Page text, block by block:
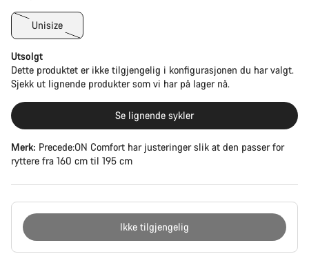
Unisize
Utsolgt
Dette produktet er ikke tilgjengelig i konfigurasjonen du har valgt.
Sjekk ut lignende produkter som vi har på lager nå.
Se lignende sykler
Merk: Precede:ON Comfort har justeringer slik at den passer for
ryttere fra 160 cm til 195 cm
Ikke tilgjengelig